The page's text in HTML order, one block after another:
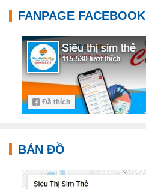
FANPAGE FACEBOOK
BẢN ĐỒ